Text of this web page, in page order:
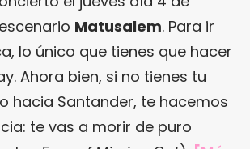
Matusalem. Para ir
lo único que tienes que hacer
Ahora bien, si no tienes tu
hacia Santander, te hacemos
te vas a morir de puro